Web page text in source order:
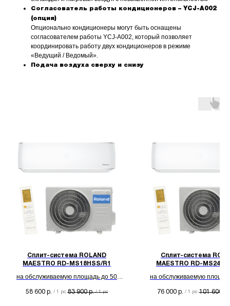
Согласователь работы кондиционеров – YCJ-A002
(опция)
Опционально кондиционеры могут быть оснащены
согласователем работы YCJ-A002, который позволяет
координировать работу двух кондиционеров в режиме
«Ведущий / Ведомый».
Подача воздуха сверху и снизу
Сплит-система ROLAND
MAESTRO RD-MS18HSS/R1
на обслуживаемую площадь до 50
58 600 р. / 1 pc 83 900 р. / 1 pc
Сплит-система
MAESTRO RD-
на обслуживаемую
76 000 р. / 1 pc 101 600